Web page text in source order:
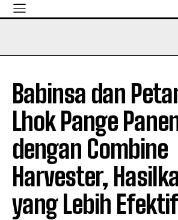
Babinsa dan
Lhok Pange
dengan Combine
Harvester,
yang Lebih Efektif